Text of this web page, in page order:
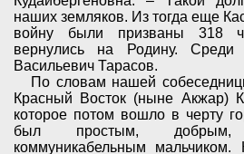
наших земляков. Из тогда еще
войну были призваны 318
вернулись на Родину.
Васильевич Тарасов.
По словам нашей
Красный Восток (ныне Акжар)
которое потом вошло в черту
был простым,
коммуникабельным мальчиком.